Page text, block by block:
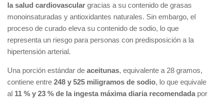
la salud cardiovascular gracias a su contenido de grasas
monoinsaturadas y antioxidantes naturales. Sin embargo, el
proceso de curado eleva su contenido de sodio, lo que
representa un riesgo para personas con predisposición a la
hipertensión arterial.
Una porción estándar de aceitunas, equivalente a 28 gramos,
contiene entre 248 y 525 miligramos de sodio, lo que equivale
al 11 % y 23 % de la ingesta máxima diaria recomendada por